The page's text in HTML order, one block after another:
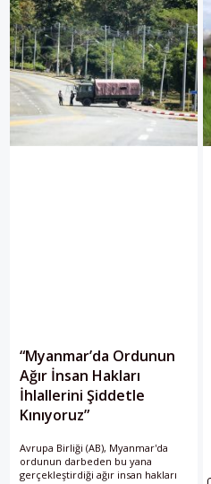
“Myanmar’da Ordunun
Ağır İnsan Hakları
İhlallerini Şiddetle
Kınıyoruz”
Avrupa Birliği (AB), Myanmar'da
ordunun darbeden bu yana
gerçekleştirdiği ağır insan hakları